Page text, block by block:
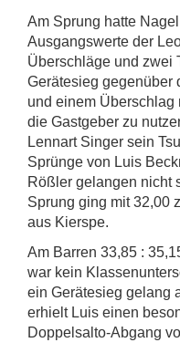
Am Sprung hatte
Ausgangswerte der
Überschläge und zwei
Gerätesieg gegenüber
und einem Überschlag
die Gastgeber zu
Lennart Singer sein
Sprünge von Luis
Rößler gelangen nicht
Sprung ging mit 32,00
aus Kierspe.
Am Barren 33,85 :
war kein
ein Gerätesieg gelang
erhielt Luis einen
Doppelsalto-Abgang